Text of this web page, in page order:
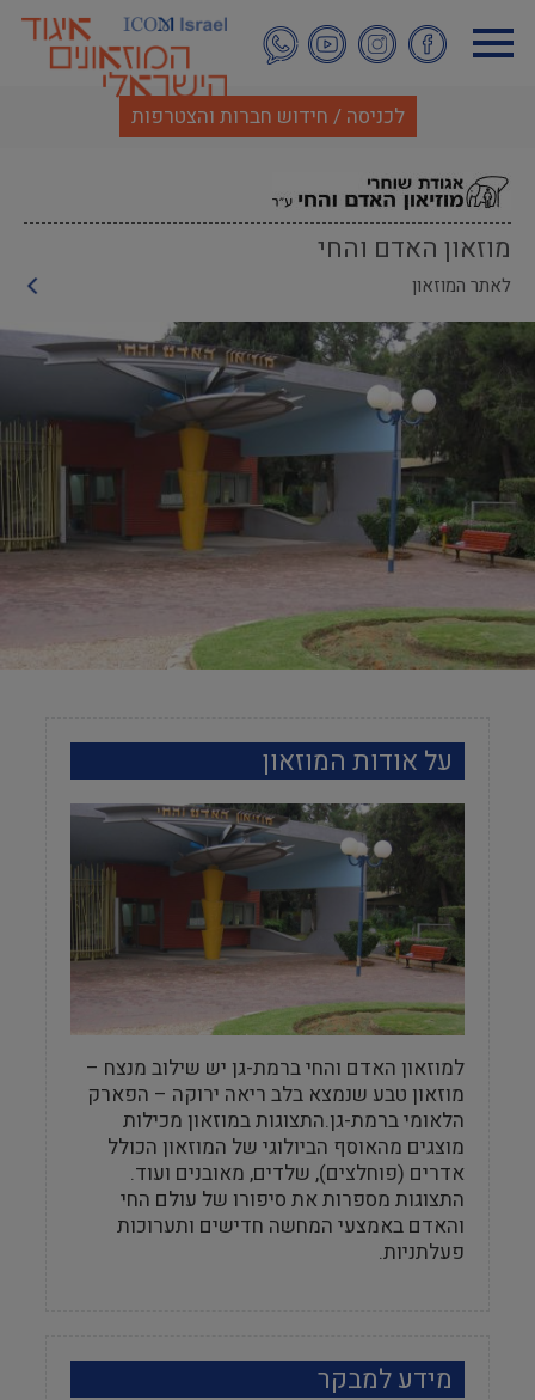
לתוכן
העיקרי
לכניסה / חידוש חברות והצטרפות
מוזאון האדם והחי
לאתר המוזאון
על אודות המוזאון
למוזאון האדם והחי ברמת-גן יש שילוב מנצח –
מוזאון טבע שנמצא בלב ריאה ירוקה – הפארק
הלאומי ברמת-גן.התצוגות במוזאון מכילות
מוצגים מהאוסף הביולוגי של המוזאון הכולל
אדרים (פוחלצים), שלדים, מאובנים ועוד.
התצוגות מספרות את סיפורו של עולם החי
והאדם באמצעי המחשה חדישים ותערוכות
פעלתניות.
מידע למבקר